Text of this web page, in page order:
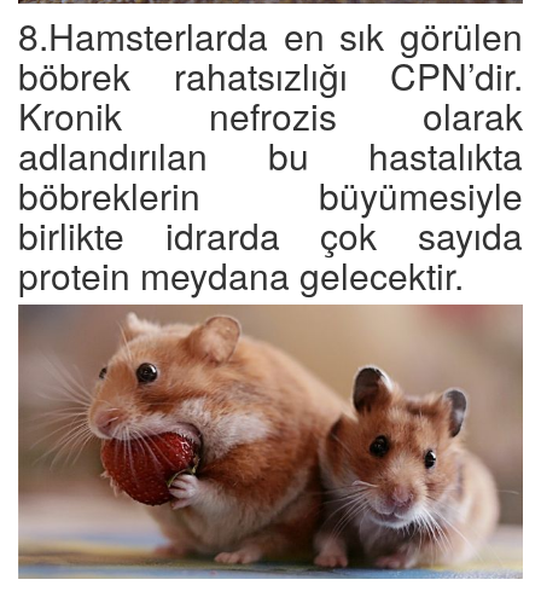
8.Hamsterlarda en sık görülen
böbrek rahatsızlığı CPN’dir.
Kronik nefrozis olarak
adlandırılan bu hastalıkta
böbreklerin büyümesiyle
birlikte idrarda çok sayıda
protein meydana gelecektir.